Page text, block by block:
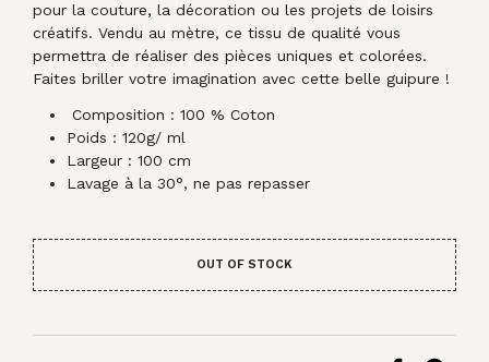
23,00€.15,00€.
pour la couture, la décoration ou les projets de loisirs
créatifs. Vendu au mètre, ce tissu de qualité vous
permettra de réaliser des pièces uniques et colorées.
Faites briller votre imagination avec cette belle guipure !
Composition : 100 % Coton
Poids : 120g/ ml
Largeur : 100 cm
Lavage à la 30°, ne pas repasser
OUT OF STOCK